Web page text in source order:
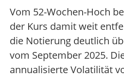
Vom 52-Wochen-Hoch
der Kurs damit weit
die Notierung deutlich
vom September 2025.
annualisierte Volatilität